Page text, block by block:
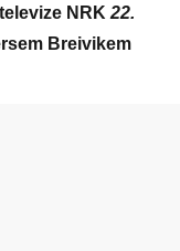
NRK 22.
Breivikem